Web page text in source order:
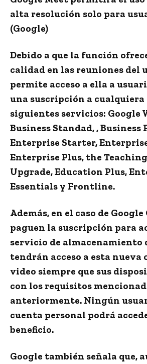
alta resolución solo para
(Google)
Debido a que la función
calidad en las reuniones del
permite acceso a ella a
una suscripción a cualquiera
siguientes servicios: Google
Business Standad, , Business
Enterprise Starter,
Enterprise Plus, the
Upgrade, Education Plus,
Essentials y Frontline.
Además, en el caso de Google
paguen la suscripción para
servicio de almacenamiento
tendrán acceso a esta nueva
video siempre que sus
con los requisitos
anteriormente. Ningún
cuenta personal podrá
beneficio.
Google también señala que,